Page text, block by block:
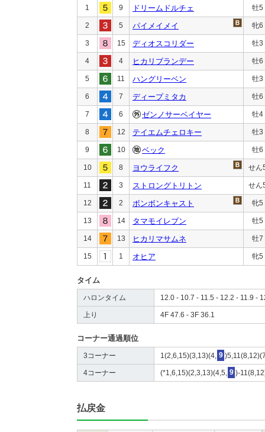
1 9 ドリームドルチェ 牡5
2 5 パイメイメイ 牝6
3 15 ディオスコリダー 牡3
4 4 ヒカリブランデー 牡6
5 11 ハングリーベン 牡3
6 7 ディープミタカ 牡6
7 6 ゼンノサーベイヤー 牡4
8 12 テイエムチェロキー 牡3
9 10 ベック 牡6
10 8 ヨウライフク せん
11 3 ストロングトリトン せん
12 2 ボンボンキャスト 牝5
13 14 タマモイレブン 牡5
14 13 ヒカリマサムネ 牡7
15 1 オヒア 牝5
タイム
ハロンタイム 12.0 - 10.7 - 11.5 - 12.2 - 11.9 -
上り 4F 47.6 - 3F 36.1
コーナー通過順位
3コーナー 1(2,6,15)(3,13)(4, 9
4コーナー (*1,6,15)(2,3,13)(4,5, 9 )-
払戻金